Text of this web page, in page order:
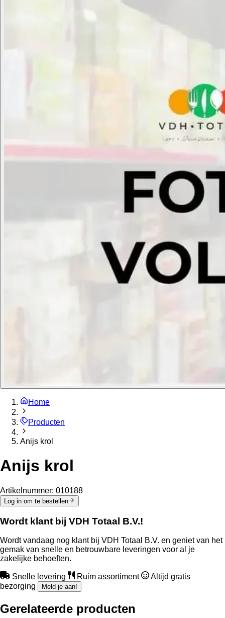
Home
Producten
Anijs krol
Anijs krol
Artikelnummer: 010188
Log in om te bestellen
Wordt klant bij VDH Totaal B.V.!
Wordt vandaag nog klant bij VDH Totaal B.V. en geniet van het
gemak van snelle en betrouwbare leveringen voor al je
zakelijke behoeften.
Snelle levering Ruim assortiment
Altijd gratis
bezorging
Meld je aan!
Gerelateerde producten